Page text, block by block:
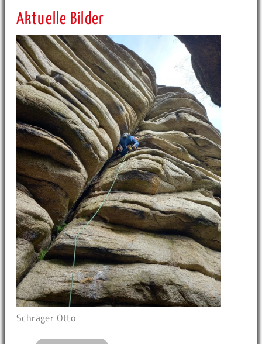
Aktuelle Bilder
Schräger Otto